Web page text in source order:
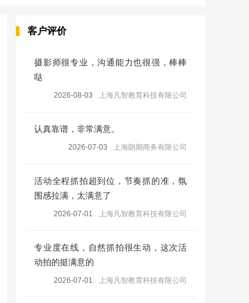
客户评价
摄影师很专业，沟通能力也很强，棒棒
哒
2026-08-03 上海凡智教育科技有限公司
认真靠谱，非常满意。
2026-07-03 上海朗期商务有限公司
活动全程抓拍超到位，节奏抓的准，氛
围感拉满，太满意了
2026-07-01 上海凡智教育科技有限公司
专业度在线，自然抓拍很生动，这次活
动拍的挺满意的
2026-07-01 上海凡智教育科技有限公司